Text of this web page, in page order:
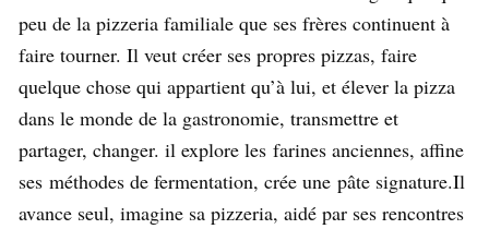
peu de la pizzeria familiale que ses frères continuent à
faire tourner. Il veut créer ses propres pizzas, faire
quelque chose qui appartient qu’à lui, et élever la pizza
dans le monde de la gastronomie, transmettre et
partager, changer. il explore les farines anciennes, affine
ses méthodes de fermentation, crée une pâte signature.Il
avance seul, imagine sa pizzeria, aidé par ses rencontres